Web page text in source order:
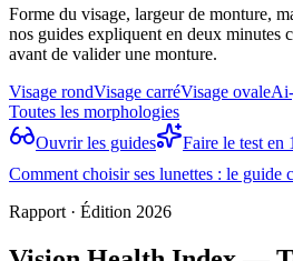
Forme du visage, largeur de monture,
nos guides expliquent en deux minutes
avant de valider une monture.
Visage rondVisage carréVisage ovale
Toutes les morphologies
Ouvrir les guides
Faire le test en
Comment choisir ses lunettes : le guide
Rapport · Édition 2026